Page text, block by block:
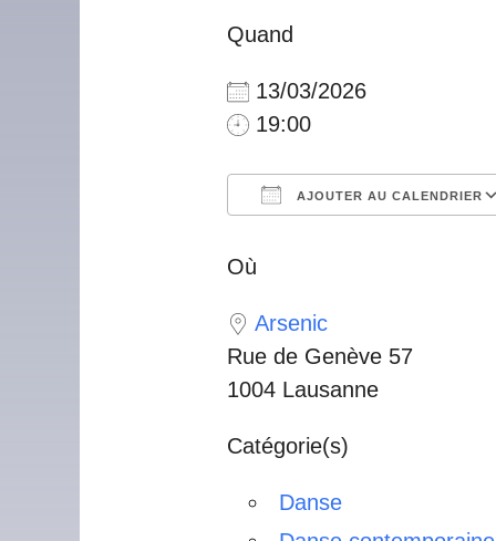
Quand
13/03/2026
19:00
AJOUTER AU CALENDRIER
Où
Arsenic
Rue de Genève 57
1004 Lausanne
Catégorie(s)
Danse